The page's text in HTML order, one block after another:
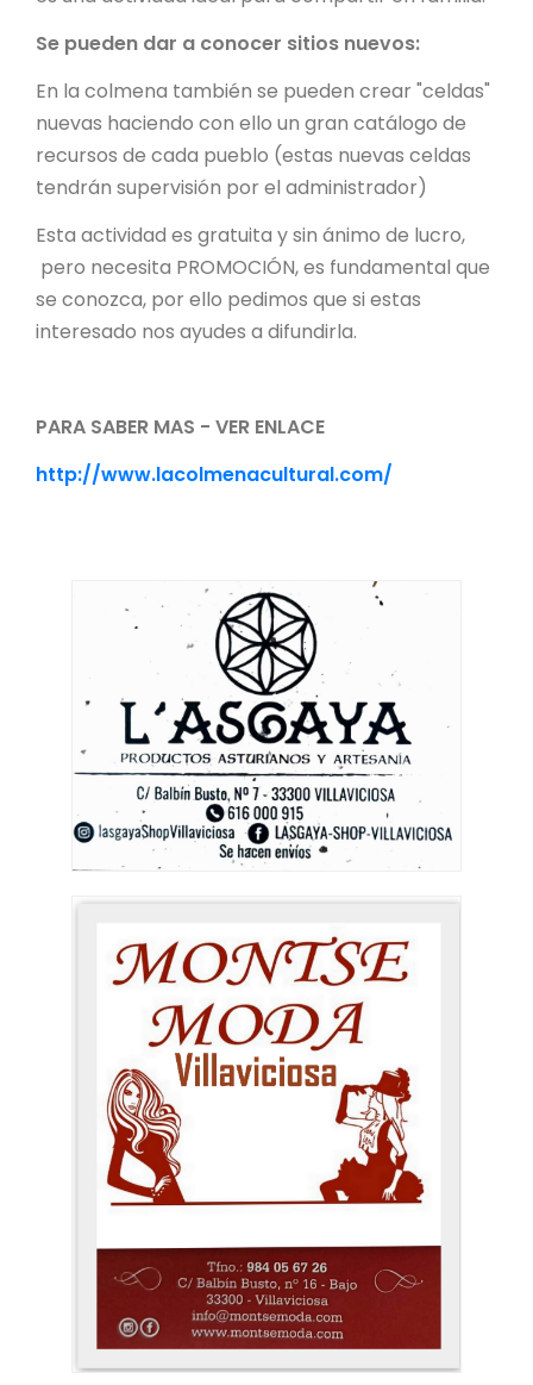
Se pueden dar a conocer sitios nuevos:
En la colmena también se pueden crear "celdas"
nuevas haciendo con ello un gran catálogo de
recursos de cada pueblo (estas nuevas celdas
tendrán supervisión por el administrador)
Esta actividad es gratuita y sin ánimo de lucro,
pero necesita PROMOCIÓN, es fundamental que
se conozca, por ello pedimos que si estas
interesado nos ayudes a difundirla.
PARA SABER MAS - VER ENLACE
http://www.lacolmenacultural.com/